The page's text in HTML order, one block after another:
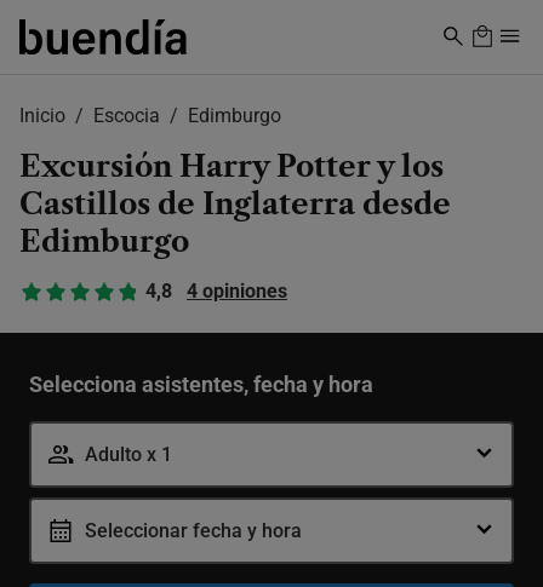
Skip
Inicio Escocia Edimburgo
Excursión Harry Potter y los
Castillos de Inglaterra desde
Edimburgo
4,8 4 opiniones
Selecciona asistentes, fecha y hora
Adulto x 1
Seleccionar fecha y hora